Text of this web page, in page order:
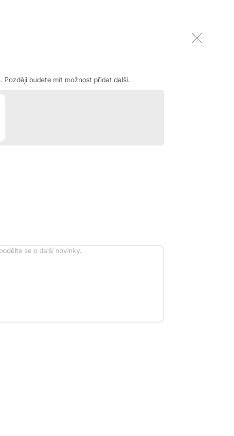
budete mít možnost přidat další.